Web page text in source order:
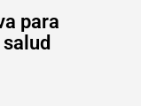
para